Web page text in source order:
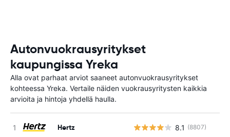
Autonvuokrausyritykset
kaupungissa Yreka
Alla ovat parhaat arviot saaneet autonvuokrausyritykset
kohteessa Yreka. Vertaile näiden vuokrausyritysten kaikkia
arvioita ja hintoja yhdellä haulla.
Hertz 8.1 (8807)